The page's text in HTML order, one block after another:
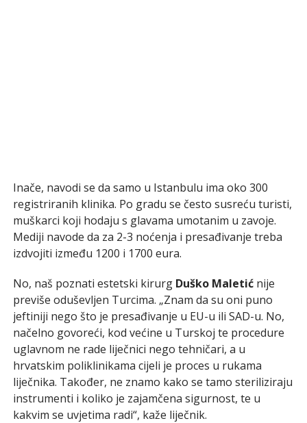
Inače, navodi se da samo u Istanbulu ima oko 300
registriranih klinika. Po gradu se često susreću turisti,
muškarci koji hodaju s glavama umotanim u zavoje.
Mediji navode da za 2-3 noćenja i presađivanje treba
izdvojiti između 1200 i 1700 eura.
No, naš poznati estetski kirurg Duško Maletićnije
previše oduševljen Turcima. „Znam da su oni puno
jeftiniji nego što je presađivanje u EU-u ili SAD-u. No,
načelno govoreći, kod većine u Turskoj te procedure
uglavnom ne rade liječnici nego tehničari, a u
hrvatskim poliklinikama cijeli je proces u rukama
liječnika. Također, ne znamo kako se tamo steriliziraju
instrumenti i koliko je zajamčena sigurnost, te u
kakvim se uvjetima radi“, kaže liječnik.